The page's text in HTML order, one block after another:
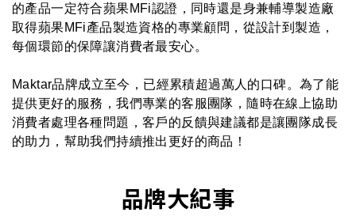
的產品一定符合蘋果MFi認證，同時還是身兼輔導製造廠
取得蘋果MFi產品製造資格的專業顧問，從設計到製造，
每個環節的保障讓消費者最安心。
Maktar品牌成立至今，已經累積超過萬人的口碑。為了能
提供更好的服務，我們專業的客服團隊，隨時在線上協助
消費者處理各種問題，客戶的反饋與建議都是讓團隊成長
的助力，幫助我們持續推出更好的商品！
品牌大紀事